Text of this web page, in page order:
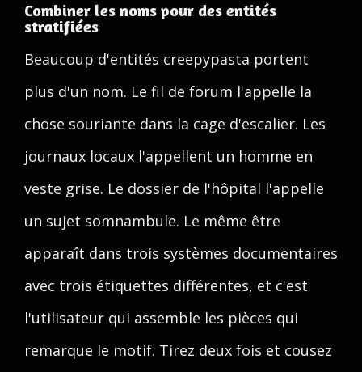
Combiner les noms pour des entités
stratifiées
Beaucoup d'entités creepypasta portent
plus d'un nom. Le fil de forum l'appelle la
chose souriante dans la cage d'escalier. Les
journaux locaux l'appellent un homme en
veste grise. Le dossier de l'hôpital l'appelle
un sujet somnambule. Le même être
apparaît dans trois systèmes documentaires
avec trois étiquettes différentes, et c'est
l'utilisateur qui assemble les pièces qui
remarque le motif. Tirez deux fois et cousez